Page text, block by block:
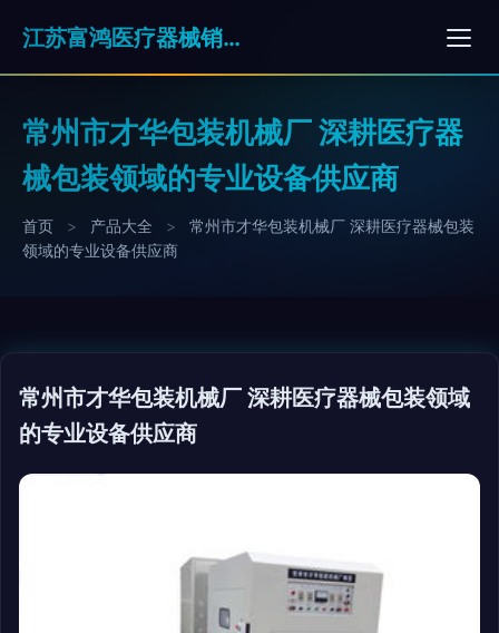
江苏富鸿医疗器械销售有限公司
常州市才华包装机械厂 深耕医疗器
械包装领域的专业设备供应商
首页 > 产品大全 >
常州市才华包装机械厂 深耕医疗器械包装
领域的专业设备供应商
常州市才华包装机械厂 深耕医疗器械包装领域
的专业设备供应商